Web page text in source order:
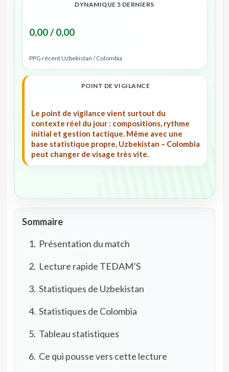
DYNAMIQUE 5 DERNIERS
0,00 / 0,00
PPG récent Uzbekistan / Colombia
POINT DE VIGILANCE
Le point de vigilance vient surtout du
contexte réel du jour : compositions, rythme
initial et gestion tactique. Même avec une
base statistique propre, Uzbekistan – Colombia
peut changer de visage très vite.
Sommaire
Présentation du match
Lecture rapide TEDAM’S
Statistiques de Uzbekistan
Statistiques de Colombia
Tableau statistiques
Ce qui pousse vers cette lecture